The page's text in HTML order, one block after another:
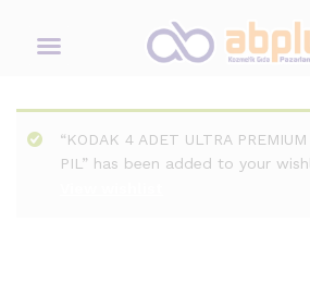
“KODAK 4 ADET ULTRA
PIL” has been added to your